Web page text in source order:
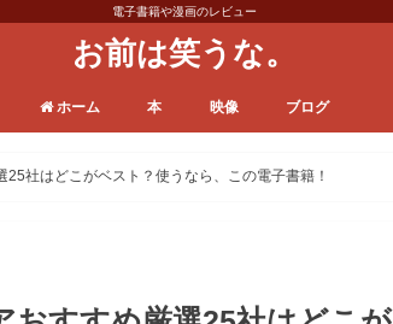
電子書籍や漫画のレビュー
お前は笑うな。
ホーム 本 映像 ブログ
社はどこがベスト？使うなら、この電子書籍！